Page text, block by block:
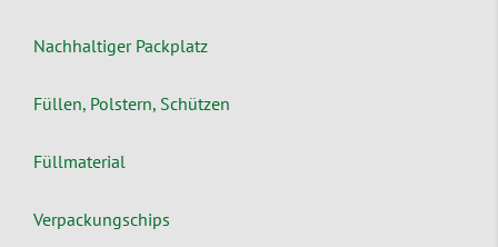
Nachhaltiger Packplatz
Füllen, Polstern, Schützen
Füllmaterial
Verpackungschips